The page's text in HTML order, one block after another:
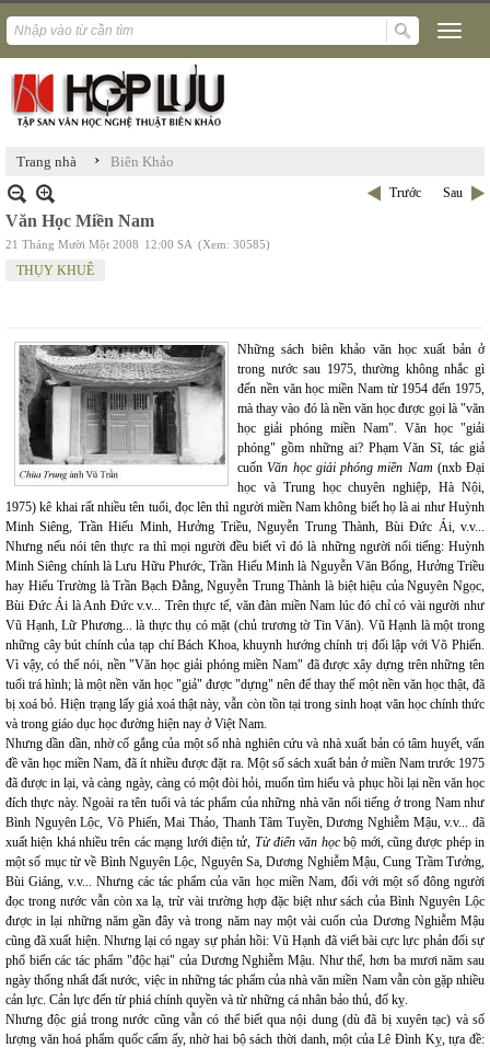
Trang nhà › Biên Khảo
Trước Sau
Văn Học Miền Nam
21 Tháng Mười Một 2008 12:00 SA (Xem: 30585)
THỤY KHUÊ
Những sách biên khảo văn học xuất bản ở
trong nước sau 1975, thường không nhắc gì
đến nền văn học miền Nam từ 1954 đến 1975,
mà thay vào đó là nền văn học được gọi là "văn
học giải phóng miền Nam". Văn học "giải
phóng" gồm những ai? Phạm Văn Sĩ, tác giả
cuốnVăn học giải phóng miền Nam (nxb Đại
học và Trung học chuyên nghiệp, Hà Nội,
1975) kê khai rất nhiều tên tuổi, đọc lên thì người miền Nam không biết họ là ai như Huỳnh
Minh Siêng, Trần Hiếu Minh, Hưởng Triều, Nguyễn Trung Thành, Bùi Đức Ái, v.v...
Nhưng nếu nói tên thực ra thì mọi người đều biết vì đó là những người nổi tiếng: Huỳnh
Minh Siêng chính là Lưu Hữu Phước, Trần Hiếu Minh là Nguyễn Văn Bổng, Hưởng Triều
hay Hiểu Trường là Trần Bạch Đằng, Nguyễn Trung Thành là biệt hiệu của Nguyên Ngọc,
Bùi Đức Ái là Anh Đức v.v... Trên thực tế, văn đàn miền Nam lúc đó chỉ có vài người như
Vũ Hạnh, Lữ Phương... là thực thụ có mặt (chủ trương tờ Tin Văn). Vũ Hạnh là một trong
những cây bút chính của tạp chí Bách Khoa, khuynh hướng chính trị đối lập với Võ Phiến.
Vì vậy, có thể nói, nền "Văn học giải phóng miền Nam" đã được xây dựng trên những tên
tuổi trá hình; là một nền văn học "giả" được "dựng" nên để thay thế một nền văn học thật, đã
bị xoá bỏ. Hiện trạng lấy giả xoá thật này, vẫn còn tồn tại trong sinh hoạt văn học chính thức
và trong giáo dục học đường hiện nay ở Việt Nam.
Nhưng dần dần, nhờ cố gắng của một số nhà nghiên cứu và nhà xuất bản có tâm huyết, vấn
đề văn học miền Nam, đã ít nhiều được đặt ra. Một số sách xuất bản ở miền Nam trước 1975
đã được in lại, và càng ngày, càng có một đòi hỏi, muốn tìm hiểu và phục hồi lại nền văn học
đích thực này. Ngoài ra tên tuổi và tác phẩm của những nhà văn nổi tiếng ở trong Nam như
Bình Nguyên Lộc, Võ Phiến, Mai Thảo, Thanh Tâm Tuyền, Dương Nghiễm Mậu, v.v... đã
xuất hiện khá nhiều trên các mạng lưới điện tử, Từ điển văn họcbộ mới, cũng được phép in
một số mục từ về Bình Nguyên Lộc, Nguyên Sa, Dương Nghiễm Mậu, Cung Trầm Tưởng,
Bùi Giáng, v.v... Nhưng các tác phẩm của văn học miền Nam, đối với một số đông người
đọc trong nước vẫn còn xa lạ, trừ vài trường hợp đặc biệt như sách của Bình Nguyên Lộc
được in lại những năm gần đây và trong năm nay một vài cuốn của Dương Nghiễm Mậu
cũng đã xuất hiện. Nhưng lại có ngay sự phản hồi: Vũ Hạnh đã viết bài cực lực phản đối sự
phổ biến các tác phẩm "độc hại" của Dương Nghiễm Mậu. Như thế, hơn ba mươi năm sau
ngày thống nhất đất nước, việc in những tác phẩm của nhà văn miền Nam vẫn còn gặp nhiều
cản lực. Cản lực đến từ phiá chính quyền và từ những cá nhân bảo thủ, đố kỵ.
Nhưng độc giả trong nước cũng vẫn có thể biết qua nội dung (dù đã bị xuyên tạc) và số
lượng văn hoá phẩm quốc cấm ấy, nhờ hai bộ sách thời danh, một của Lê Đình Kỵ, tựa đề: